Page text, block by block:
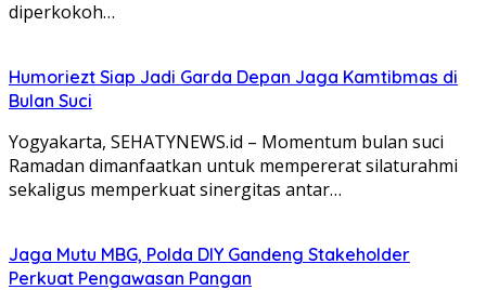
diperkokoh…
Humoriezt Siap Jadi Garda Depan Jaga Kamtibmas di
Bulan Suci
Yogyakarta, SEHATYNEWS.id – Momentum bulan suci
Ramadan dimanfaatkan untuk mempererat silaturahmi
sekaligus memperkuat sinergitas antar…
Jaga Mutu MBG, Polda DIY Gandeng Stakeholder
Perkuat Pengawasan Pangan